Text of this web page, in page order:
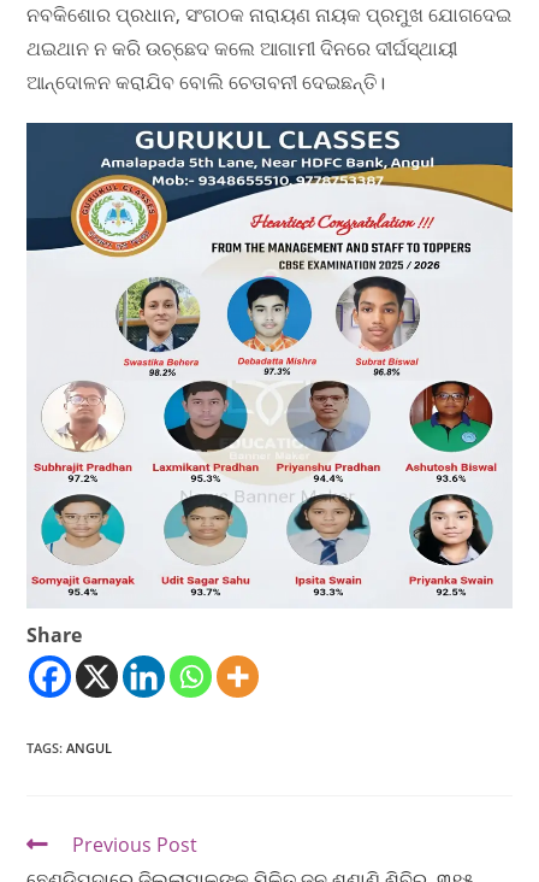
ନବକିଶୋର ପ୍ରଧାନ, ସଂଗଠକ ନାରାୟଣ ନାୟକ ପ୍ରମୁଖ ଯୋଗଦେଇ
ଥଇଥାନ ନ କରି ଉଚ୍ଛେଦ କଲେ ଆଗାମୀ ଦିନରେ ଦୀର୍ଘସ୍ଥାୟୀ
ଆନ୍ଦୋଳନ କରାଯିବ ବୋଲି ଚେତାବନୀ ଦେଇଛନ୍ତି।
Share
TAGS:ANGUL
Previous Post